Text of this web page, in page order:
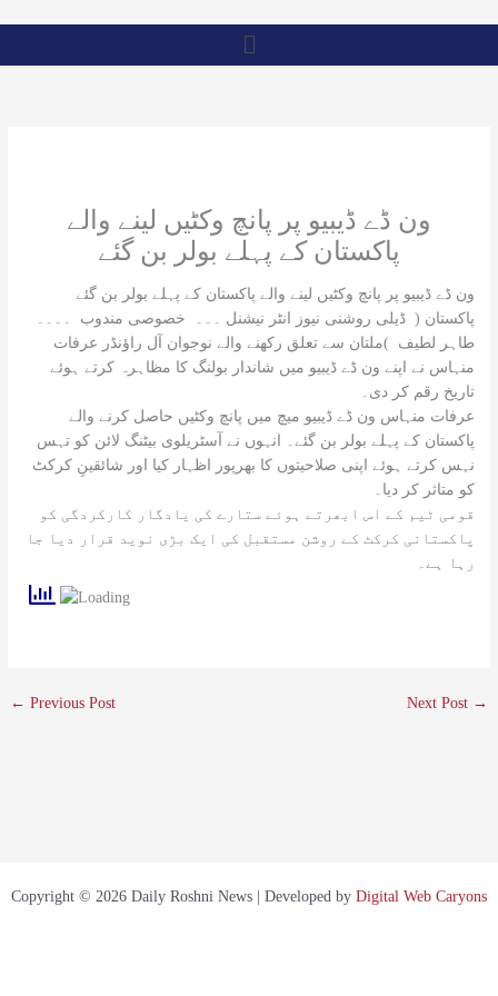
Menu
ون ڈے ڈیبیو پر پانچ وکٹیں لینے والے
پاکستان کے پہلے بولر بن گئے
ون ڈے ڈیبیو پر پانچ وکٹیں لینے والے پاکستان کے پہلے بولر بن گئے
پاکستان ( ڈیلی روشنی نیوز انٹر نیشنل ۔۔۔ خصوصی مندوب ۔۔۔۔
طاہر لطیف )ملتان سے تعلق رکھنے والے نوجوان آل راؤنڈر عرفات
منہاس نے اپنے ون ڈے ڈیبیو میں شاندار بولنگ کا مظاہرہ کرتے ہوئے
تاریخ رقم کر دی۔
عرفات منہاس ون ڈے ڈیبیو میچ میں پانچ وکٹیں حاصل کرنے والے
پاکستان کے پہلے بولر بن گئے۔ انہوں نے آسٹریلوی بیٹنگ لائن کو تہس
نہس کرتے ہوئے اپنی صلاحیتوں کا بھرپور اظہار کیا اور شائقینِ کرکٹ
کو متاثر کر دیا۔
قومی ٹیم کے اس ابھرتے ہوئے ستارے کی یادگار کارکردگی کو
پاکستانی کرکٹ کے روشن مستقبل کی ایک بڑی نوید قرار دیا جا
رہا ہے۔
← Previous Post Next Post →
Copyright © 2026 Daily Roshni News | Developed by Digital Web Caryons